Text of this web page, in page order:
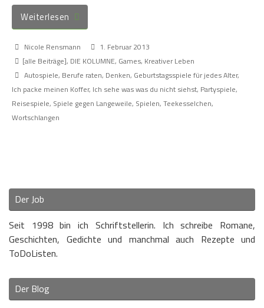
Weiterlesen
Nicole Rensmann
1. Februar 2013
[alle Beiträge], DIE KOLUMNE, Games, Kreativer Leben
Autospiele, Berufe raten, Denken, Geburtstagsspiele für jedes Alter,
Ich packe meinen Koffer, Ich sehe was was du nicht siehst, Partyspiele,
Reisespiele, Spiele gegen Langeweile, Spielen, Teekesselchen,
Wortschlangen
Der Job
Seit 1998 bin ich Schriftstellerin. Ich schreibe Romane,
Geschichten, Gedichte und manchmal auch Rezepte und
ToDoListen.
Der Blog